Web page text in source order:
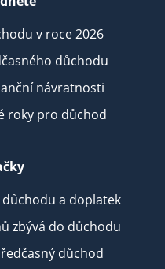
v roce 2026
důchodu
návratnosti
roky pro důchod
důchodu a doplatek
zbývá do důchodu
důchod